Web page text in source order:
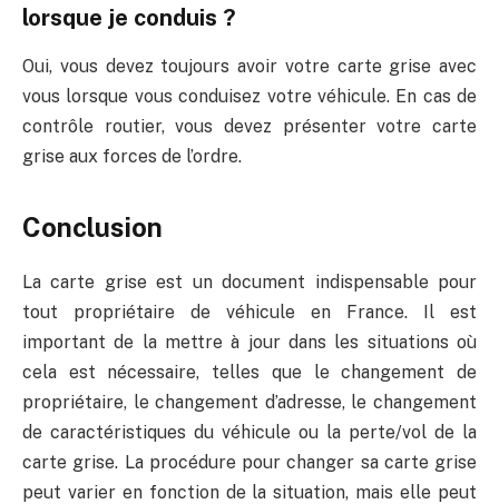
lorsque je conduis ?
Oui, vous devez toujours avoir votre carte grise avec
vous lorsque vous conduisez votre véhicule. En cas de
contrôle routier, vous devez présenter votre carte
grise aux forces de l’ordre.
Conclusion
La carte grise est un document indispensable pour
tout propriétaire de véhicule en France. Il est
important de la mettre à jour dans les situations où
cela est nécessaire, telles que le changement de
propriétaire, le changement d’adresse, le changement
de caractéristiques du véhicule ou la perte/vol de la
carte grise. La procédure pour changer sa carte grise
peut varier en fonction de la situation, mais elle peut